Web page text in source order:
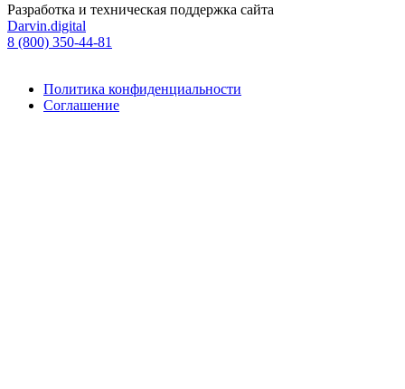
Разработка и техническая поддержка сайта
Darvin.digital
8 (800) 350-44-81
Политика конфиденциальности
Соглашение